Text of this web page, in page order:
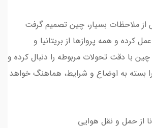
ملاحظات بسیار، چین تصمیم گرفت
کرده و همه پروازها از بریتانیا و
با دقت تحولات مربوطه را دنبال کرده و
بسته به اوضاع و شرایط، هماهنگ خواهد
از حمل و نقل هوایی